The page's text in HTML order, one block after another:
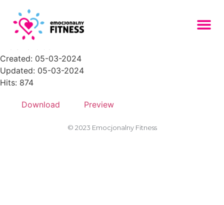
Jak-oddychac-relaksacyjnie
Created: 05-03-2024
Updated: 05-03-2024
Hits: 874
Download Preview
© 2023 Emocjonalny Fitness